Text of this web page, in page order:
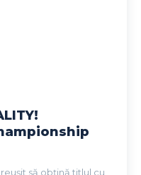
să obțină titlul cu